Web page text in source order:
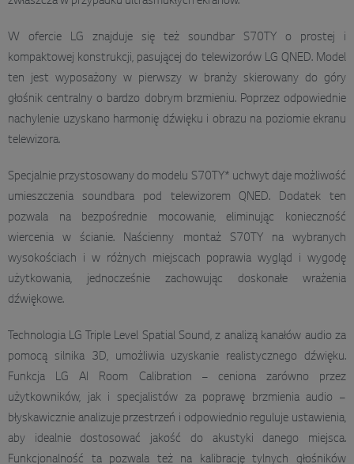
W ofercie LG znajduje się też soundbar S70TY o prostej i
kompaktowej konstrukcji, pasującej do telewizorów LG QNED. Model
ten jest wyposażony w pierwszy w branży skierowany do góry
głośnik centralny o bardzo dobrym brzmieniu. Poprzez odpowiednie
nachylenie uzyskano harmonię dźwięku i obrazu na poziomie ekranu
telewizora.
Specjalnie przystosowany do modelu S70TY* uchwyt daje możliwość
umieszczenia soundbara pod telewizorem QNED. Dodatek ten
pozwala na bezpośrednie mocowanie, eliminując konieczność
wiercenia w ścianie. Naścienny montaż S70TY na wybranych
wysokościach i w różnych miejscach poprawia wygląd i wygodę
użytkowania, jednocześnie zachowując doskonałe wrażenia
dźwiękowe.
Technologia LG Triple Level Spatial Sound, z analizą kanałów audio za
pomocą silnika 3D, umożliwia uzyskanie realistycznego dźwięku.
Funkcja LG AI Room Calibration – ceniona zarówno przez
użytkowników, jak i specjalistów za poprawę brzmienia audio –
błyskawicznie analizuje przestrzeń i odpowiednio reguluje ustawienia,
aby idealnie dostosować jakość do akustyki danego miejsca.
Funkcjonalność ta pozwala też na kalibrację tylnych głośników